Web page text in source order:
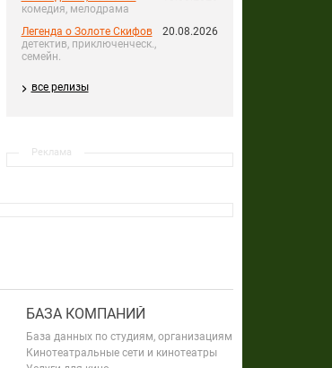
комедия, мелодрама
Легенда о Золоте Скифов
детектив, приключенческ.,
семейн.
20.08.2026
все релизы
Реклама
БАЗА КОМПАНИЙ
База данных по студиям, организациям
Кинотеатральные сети и кинотеатры